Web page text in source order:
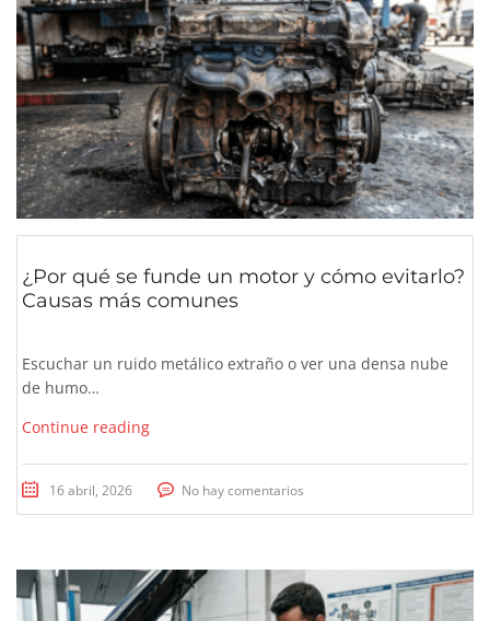
¿Por qué se funde un motor y cómo evitarlo?
Causas más comunes
Escuchar un ruido metálico extraño o ver una densa nube
de humo…
Continue reading
16 abril, 2026 No hay comentarios